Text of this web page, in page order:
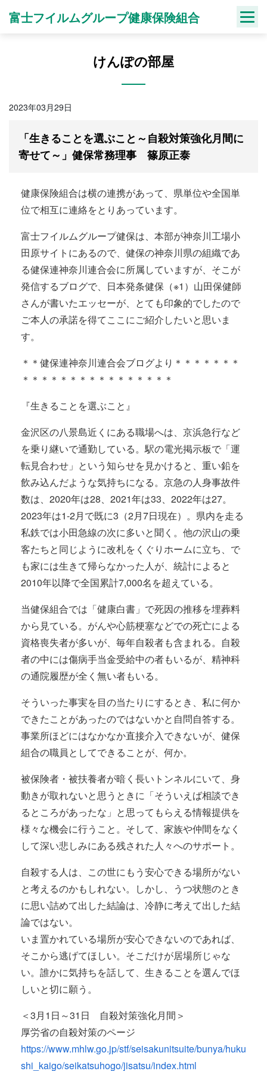
富士フイルムグループ健康保険組合
けんぽの部屋
2023年03月29日
「生きることを選ぶこと～自殺対策強化月間に
寄せて～」健保常務理事 篠原正泰
健康保険組合は横の連携があって、県単位や全国単
位で相互に連絡をとりあっています。
富士フイルムグループ健保は、本部が神奈川工場小
田原サイトにあるので、健保の神奈川県の組織であ
る健保連神奈川連合会に所属していますが、そこが
発信するブログで、日本発条健保（※1）山田保健師
さんが書いたエッセーが、とても印象的でしたので
ご本人の承諾を得てここにご紹介したいと思いま
す。
＊＊健保連神奈川連合会ブログより＊＊＊＊＊＊＊
＊＊＊＊＊＊＊＊＊＊＊＊＊＊＊＊
『生きることを選ぶこと』
金沢区の八景島近くにある職場へは、京浜急行など
を乗り継いで通勤している。駅の電光掲示板で「運
転見合わせ」という知らせを見かけると、重い鉛を
飲み込んだような気持ちになる。京急の人身事故件
数は、2020年は28、2021年は33、2022年は27。
2023年は1-2月で既に3（2月7日現在）。県内を走る
私鉄では小田急線の次に多いと聞く。他の沢山の乗
客たちと同じように改札をくぐりホームに立ち、で
も家には生きて帰らなかった人が、統計によると
2010年以降で全国累計7,000名を超えている。
当健保組合では「健康白書」で死因の推移を埋葬料
から見ている。がんや心筋梗塞などでの死亡による
資格喪失者が多いが、毎年自殺者も含まれる。自殺
者の中には傷病手当金受給中の者もいるが、精神科
の通院履歴が全く無い者もいる。
そういった事実を目の当たりにするとき、私に何か
できたことがあったのではないかと自問自答する。
事業所ほどにはなかなか直接介入できないが、健保
組合の職員としてできることが、何か。
被保険者・被扶養者が暗く長いトンネルにいて、身
動きが取れないと思うときに「そういえば相談でき
るところがあったな」と思ってもらえる情報提供を
様々な機会に行うこと。そして、家族や仲間をなく
して深い悲しみにある残された人々へのサポート。
自殺する人は、この世にもう安心できる場所がない
と考えるのかもしれない。しかし、うつ状態のとき
に思い詰めて出した結論は、冷静に考えて出した結
論ではない。
いま置かれている場所が安心できないのであれば、
そこから逃げてほしい。そこだけが居場所じゃな
い。誰かに気持ちを話して、生きることを選んでほ
しいと切に願う。
＜3月1日～31日 自殺対策強化月間＞
厚労省の自殺対策のページ
https://www.mhlw.go.jp/stf/seisakunitsuite/bunya/huku
shi_kaigo/seikatsuhogo/jisatsu/index.html